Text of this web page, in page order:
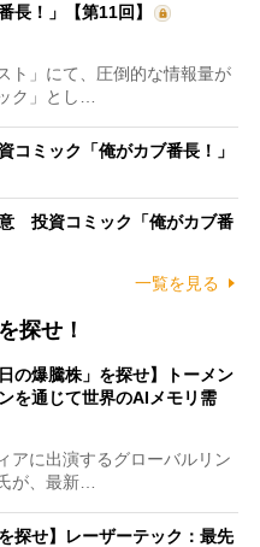
長！」【第11回】
ト」にて、圧倒的な情報量が
ク」とし…
ミック「俺がカブ番長！」
投資コミック「俺がカブ番
一覧を見る
探せ！
の爆騰株」を探せ】トーメン
を通じて世界のAIメモリ需
に出演するグローバルリン
が、最新…
探せ】レーザーテック：最先